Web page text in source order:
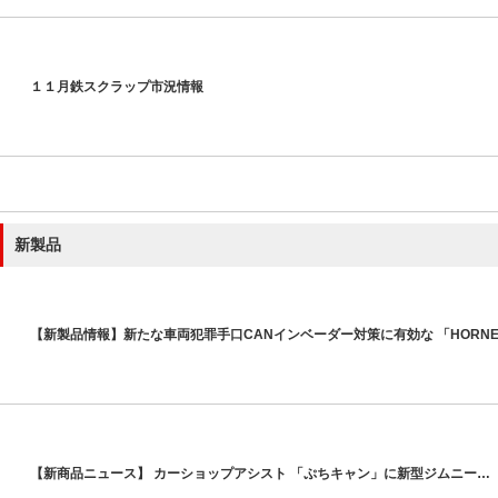
１１月鉄スクラップ市況情報
新製品
【新製品情報】新たな車両犯罪手口CANインベーダー対策に有効な 「
【新商品ニュース】 カーショップアシスト 「ぷちキャン」に新型ジムニー…